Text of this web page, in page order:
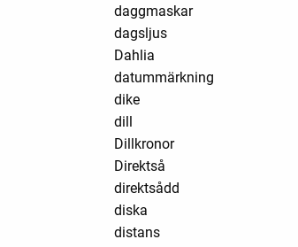
daggmaskar
dagsljus
Dahlia
datummärkning
dike
dill
Dillkronor
Direktså
direktsådd
diska
distans